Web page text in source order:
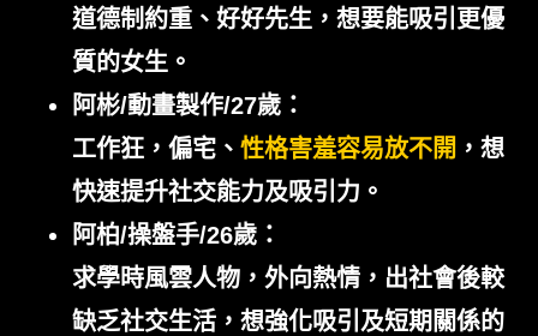
道德制約重、好好先生，想要能吸引更優
質的女生。
阿彬/動畫製作/27歲：
工作狂，偏宅、 性格害羞容易放不開 ，想
快速提升社交能力及吸引力。
阿柏/操盤手/26歲：
求學時風雲人物，外向熱情，出社會後較
缺乏社交生活，想強化吸引及短期關係的